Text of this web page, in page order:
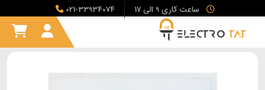
ساعت کاری 9 الی 17 021-33934074